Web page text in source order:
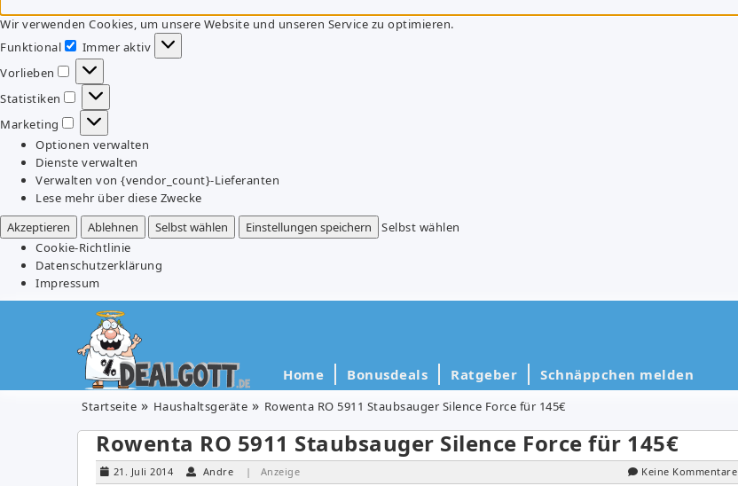
Wir verwenden Cookies, um unsere Website und unseren Service zu optimieren.
Funktional
Funktional
Immer aktiv
Vorlieben
Vorlieben
Statistiken
Statistiken
Marketing
Marketing
Optionen verwalten
Dienste verwalten
Verwalten von {vendor_count}-Lieferanten
Lese mehr über diese Zwecke
Akzeptieren
Ablehnen Selbst wählen Einstellungen speichern
Selbst wählen
Cookie-Richtlinie
Datenschutzerklärung
Impressum
Home Bonusdeals Ratgeber Schnäppchen melden
Startseite Haushaltsgeräte Rowenta RO 5911 Staubsauger Silence Force für 145€
Rowenta RO 5911 Staubsauger Silence Force für 145€
21. Juli 2014 Andre | Anzeige Keine Kommentare